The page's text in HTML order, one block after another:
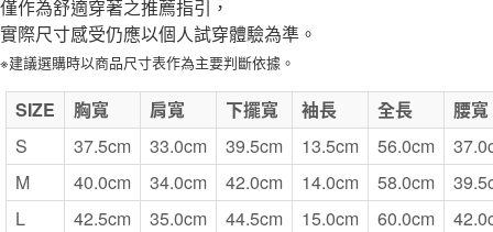
免運費
僅作為舒適穿著之推薦指引，
實際尺寸感受仍應以個人試穿體驗為準。
※建議選購時以商品尺寸表作為主要判斷依據。
SIZE 胸寬 肩寬 下擺寬 袖長 全長
腰寬
S
37.5cm 33.0cm 39.5cm 13.5cm 56.0cm
M
40.0cm 34.0cm 42.0cm 14.0cm 58.0cm
L
42.5cm 35.0cm 44.5cm 15.0cm 60.0cm